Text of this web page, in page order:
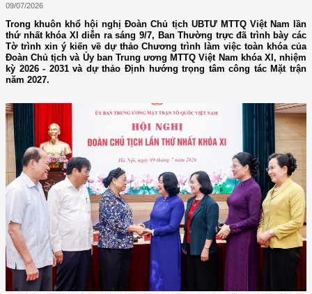
09/07/2026
Trong khuôn khổ hội nghị Đoàn Chủ tịch UBTƯ MTTQ Việt Nam lần
thứ nhất khóa XI diễn ra sáng 9/7, Ban Thường trực đã trình bày các
Tờ trình xin ý kiến về dự thảo Chương trình làm việc toàn khóa của
Đoàn Chủ tịch và Ủy ban Trung ương MTTQ Việt Nam khóa XI, nhiệm
kỳ 2026 - 2031 và dự thảo Định hướng trọng tâm công tác Mặt trận
năm 2027.